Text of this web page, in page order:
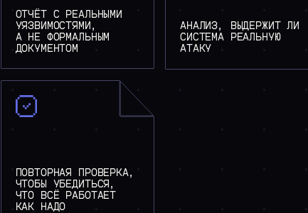
ОТЧЁТ С РЕАЛЬНЫМИ
УЯЗВИМОСТЯМИ,
А НЕ ФОРМАЛЬНЫМ
ДОКУМЕНТОМ
АНАЛИЗ, ВЫДЕРЖИТ ЛИ
СИСТЕМА РЕАЛЬНУЮ
АТАКУ
ПОВТОРНАЯ ПРОВЕРКА,
ЧТОБЫ УБЕДИТЬСЯ,
ЧТО ВСЁ РАБОТАЕТ
КАК НАДО